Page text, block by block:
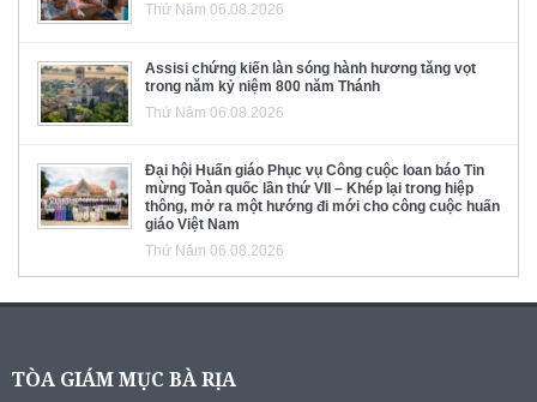
Thứ Năm 06.08.2026
Assisi chứng kiến làn sóng hành hương tăng vọt
trong năm kỷ niệm 800 năm Thánh
Thứ Năm 06.08.2026
Đại hội Huấn giáo Phục vụ Công cuộc loan báo Tin
mừng Toàn quốc lần thứ VII – Khép lại trong hiệp
thông, mở ra một hướng đi mới cho công cuộc huấn
giáo Việt Nam
Thứ Năm 06.08.2026
TÒA GIÁM MỤC BÀ RỊA